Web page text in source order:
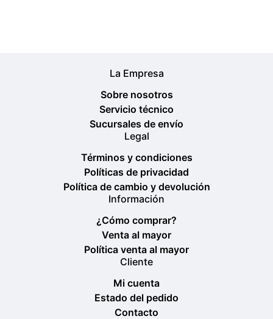
La Empresa
Sobre nosotros
Servicio técnico
Sucursales de envío
Legal
Términos y condiciones
Políticas de privacidad
Política de cambio y devolución
Información
¿Cómo comprar?
Venta al mayor
Política venta al mayor
Cliente
Mi cuenta
Estado del pedido
Contacto